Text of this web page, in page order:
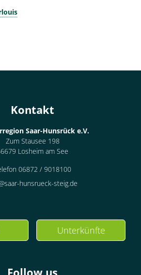
Kontakt
Saar-Hunsrück e.V.
Zum Stausee 198
Losheim am See
06872 / 9018100
hunsrueck-steig.de
Unterkünfte
Follow us